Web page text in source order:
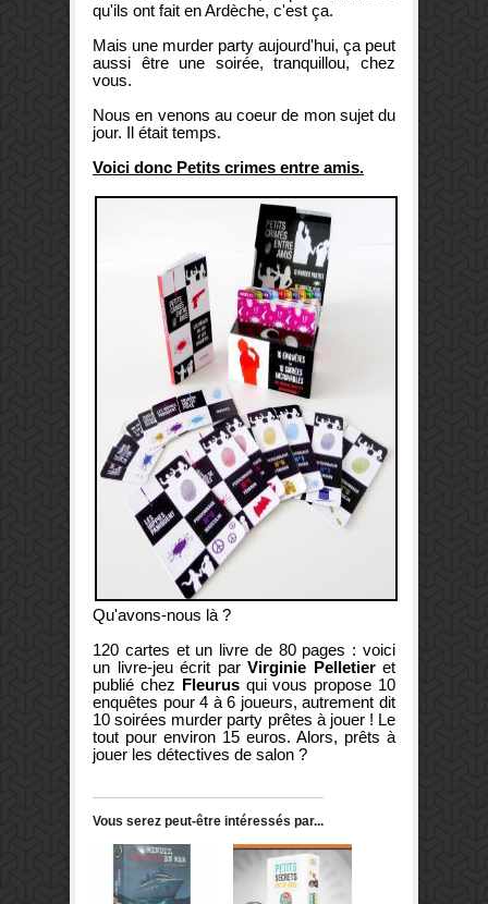
qu'ils ont fait en Ardèche, c'est ça.
Mais une murder party aujourd'hui, ça peut
aussi être une soirée, tranquillou, chez
vous.
Nous en venons au coeur de mon sujet du
jour. Il était temps.
Voici donc Petits crimes entre amis.
Qu'avons-nous là ?
120 cartes et un livre de 80 pages : voici
un livre-jeu écrit par Virginie Pelletier et
publié chez Fleurus qui vous propose 10
enquêtes pour 4 à 6 joueurs, autrement dit
10 soirées murder party prêtes à jouer ! Le
tout pour environ 15 euros. Alors, prêts à
jouer les détectives de salon ?
Vous serez peut-être intéressés par...